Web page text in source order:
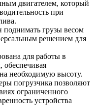
двигателем, который
при
поднимать грузы весом
решением для
для работы в
обеспечивая
необходимую высоту.
погрузчика позволяют
ограниченного
устройства